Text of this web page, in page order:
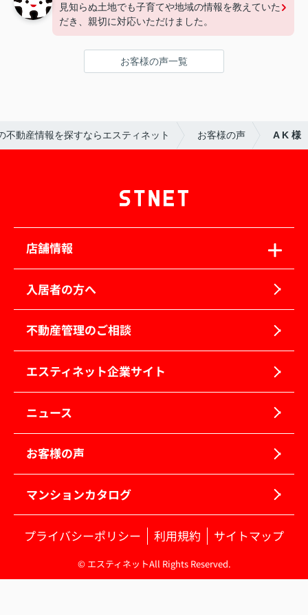
見知らぬ土地でも子育てや地域の情報を教えていた
だき、親切に対応いただけました。
お客様の声一覧
不動産情報を探すならエスティネット お客様の声 A K 様
店舗情報
入居者の方へ
不動産管理のご相談
エスティネット企業サイト
ニュース
お客様の声
マンションカタログ
プライバシーポリシー 利用規約 サイトマップ
© エスティネットAll Rights Reserved.